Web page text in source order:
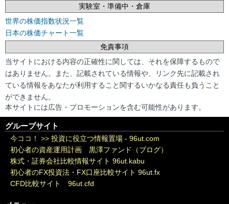
実験室・準備中・倉庫
世界の株価指数状況一覧
日本の株価チャート一覧
免責事項
当サイトにおける内容の正確性に関しては、それを保障するもので
はありません。また、記載されている情報や、リンク先に記載され
ている情報をあなたが利用すること関するいかなる責任も負うこと
ができません。
本サイトには広告・プロモーションを含む可能性があります。
グループサイト
今ココ！ >> 投資に役立つ情報置場 - 96ut.com
初心者の資産運用計画 黒澤ファンド（ブログ）
株式・証券会社比較情報サイト 96ut.kabu
初心者のFX投資法・FX口座比較サイト 96ut.fx
CFD比較サイト 96ut.cfd